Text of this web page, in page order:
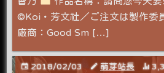
©Koi・芳文社／ご注文は製作委
廠商：Good Sm […]
2018/02/03 萌芽站長